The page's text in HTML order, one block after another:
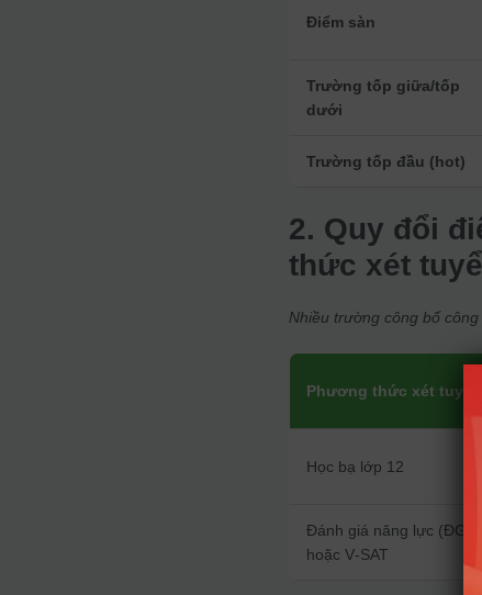
Điểm sàn
Trường tốp giữa/tốp
dưới
Trường tốp đầu (hot)
2. Quy đổi
thức xét
Nhiều trường công bố
Phương thức xét tuyển
Học bạ lớp 12
Đánh giá năng lực
hoặc V‑SAT